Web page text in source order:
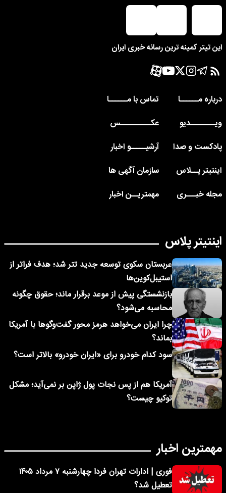
این تیتر کمینه ترین رسانه خبری ایران
درباره مــــــا
تماس با مــــــا
ویــــــــدیو
عکــــــــــس
پادکست و صدا
آرشیـــــو اخبار
اینتیتر پــلاس
سازمان آگهی ها
مجله خبـــری
مهمتریــن اخبار
اینتیتر پلاس
عربستان سکوی توسعه جدید تتر شد؛ هدف فراتر از
استیبل‌کوین‌ها
بازنشستگی پیش از موعد برقرار ماند؛ حقوق چگونه
محاسبه می‌شود؟
چرا ایران می‌خواهد هرمز محور گفت‌وگوها با آمریکا
بماند؟
سود کدام خودرو برای «ایران خودرو» بالاتر است؟
آمریکا هم از پس نجات پول ژاپن بر نمی‌آید؛ مشکل
توکیو چیست؟
مهمترین اخبار
فوری | ادارات تهران فردا چهارشنبه ۷ مرداد ۱۴۰۵
تعطیل شد؟